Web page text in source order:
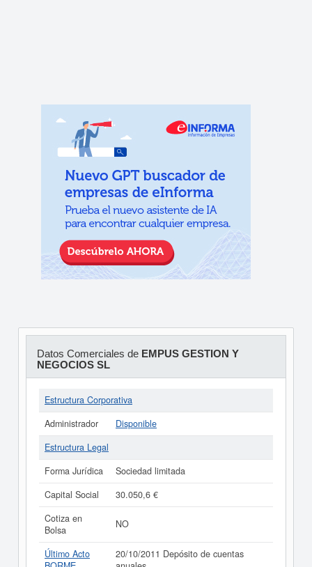
Datos Comerciales de EMPUS GESTION Y
NEGOCIOS SL
Estructura Corporativa
Administrador
Disponible
Estructura Legal
Forma Jurídica
Sociedad limitada
Capital Social
30.050,6 €
Cotiza en
Bolsa
NO
Último Acto
20/10/2011 Depósito de cuentas